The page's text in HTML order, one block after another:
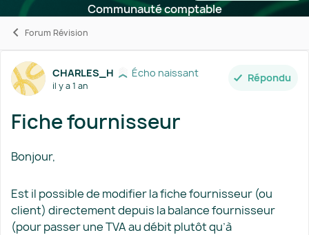
Communauté comptable
Forum Révision
Forum Discussion
CHARLES_H Écho naissant
il y a 1 an
Répondu
Fiche fournisseur
Bonjour,
Est il possible de modifier la fiche fournisseur (ou
client) directement depuis la balance fournisseur
(pour passer une TVA au débit plutôt qu’à